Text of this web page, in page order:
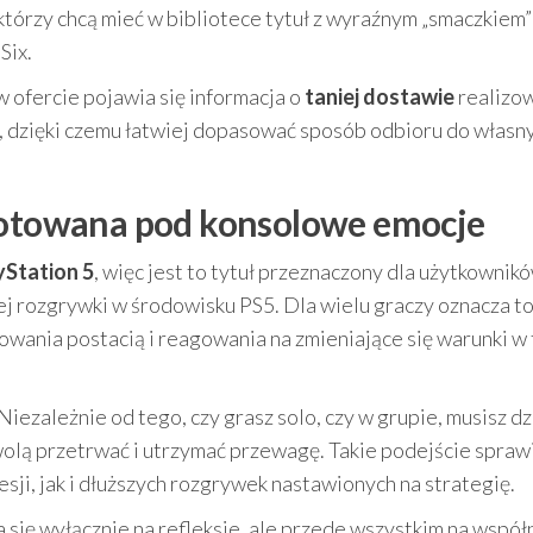
chcą mieć w bibliotece tytuł z wyraźnym
ofercie pojawia się informacja o taniej dostawie
, dzięki czemu łatwiej dopasować sposób odbioru do
pod konsolowe emocje
5, więc jest to tytuł przeznaczony dla
rozgrywki w środowisku PS5. Dla wielu graczy oznacza to
postacią i reagowania na zmieniające się warunki
od tego, czy grasz solo, czy w grupie, musisz
przetrwać i utrzymać przewagę. Takie podejście
jak i dłuższych rozgrywek nastawionych na strategię.